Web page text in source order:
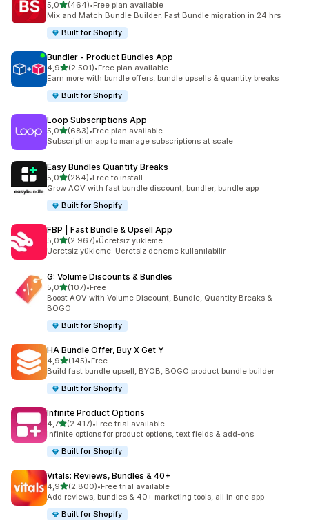
5,05 yıldız üzerinden
(464)
toplam 464 değerlendirme
•Free plan available
Mix and Match Bundle Builder, Fast Bundle migration in 24 hrs
Built for Shopify
Bundler ‑ Product Bundles App
4,95 yıldız üzerinden
(2.501)
toplam 2501 değerlendirme
•Free plan available
Earn more with bundle offers, bundle upsells & quantity breaks
Built for Shopify
Loop Subscriptions App
5,05 yıldız üzerinden
(683)
toplam 683 değerlendirme
•Free plan available
Subscription app to manage subscriptions at scale
Easy Bundles Quantity Breaks
5,05 yıldız üzerinden
(284)
toplam 284 değerlendirme
•Free to install
Grow AOV with fast bundle discount, bundler, bundle app
Built for Shopify
FBP | Fast Bundle & Upsell App
5,05 yıldız üzerinden
(2.967)
toplam 2967 değerlendirme
•Ücretsiz yükleme
Ücretsiz yükleme. Ücretsiz deneme kullanılabilir.
G: Volume Discounts & Bundles
5,05 yıldız üzerinden
(107)
toplam 107 değerlendirme
•Free
Boost AOV with Volume Discount, Bundle, Quantity Breaks &
BOGO
Built for Shopify
HA Bundle Offer, Buy X Get Y
4,95 yıldız üzerinden
(145)
toplam 145 değerlendirme
•Free
Build fast bundle upsell, BYOB, BOGO product bundle builder
Built for Shopify
Infinite Product Options
4,75 yıldız üzerinden
(2.417)
toplam 2417 değerlendirme
•Free trial available
Infinite options for product options, text fields & add-ons
Built for Shopify
Vitals: Reviews, Bundles & 40+
4,95 yıldız üzerinden
(2.800)
toplam 2800 değerlendirme
•Free trial available
Add reviews, bundles & 40+ marketing tools, all in one app
Built for Shopify